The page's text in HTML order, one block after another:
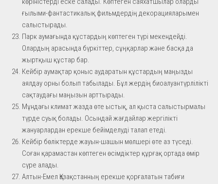
ғылыми-фантастикалық фильмдердің декорацияларымен
салыстырады.
Парк аумағында құстардың көптеген түрі мекендейді.
Олардың арасында бүркіттер, сұңқарлар және басқа да
жыртқыш құстар бар.
Кейбір аумақтар қоныс аударатын құстардың маңызды
аялдау орны болып табылады. Бұл жердің биоалуантүрлілікті
сақтаудағы маңызын арттырады.
Мұндағы климат жазда өте ыстық, ал қыста салыстырмалы
түрде суық болады. Осындай жағдайлар жергілікті
жануарлардан ерекше бейімделуді талап етеді.
Кейбір бөліктерде жауын-шашын мөлшері өте аз түседі.
Соған қарамастан көптеген өсімдіктер құрғақ ортада өмір
сүре алады.
Алтын-Емел Қазақстанның ерекше қорғалатын табиғи